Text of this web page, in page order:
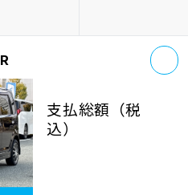
制 高
新しい順
少ない順
支払総額 （税
込）